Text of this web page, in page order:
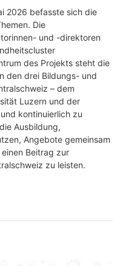
2026 befasste sich die
Die
und -direktoren
des Projekts steht die
den drei Bildungs- und
– dem
Luzern und der
kontinuierlich zu
Ausbildung,
Angebote gemeinsam
Beitrag zur
zu leisten.